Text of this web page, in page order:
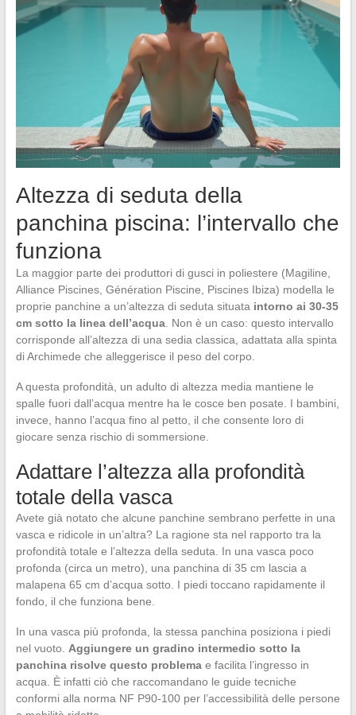
Altezza di seduta della
panchina piscina: l’intervallo che
funziona
La maggior parte dei produttori di gusci in poliestere (Magiline,
Alliance Piscines, Génération Piscine, Piscines Ibiza) modella le
proprie panchine a un’altezza di seduta situata intorno ai 30-35
cm sotto la linea dell’acqua. Non è un caso: questo intervallo
corrisponde all’altezza di una sedia classica, adattata alla spinta
di Archimede che alleggerisce il peso del corpo.
A questa profondità, un adulto di altezza media mantiene le
spalle fuori dall’acqua mentre ha le cosce ben posate. I bambini,
invece, hanno l’acqua fino al petto, il che consente loro di
giocare senza rischio di sommersione.
Adattare l’altezza alla profondità
totale della vasca
Avete già notato che alcune panchine sembrano perfette in una
vasca e ridicole in un’altra? La ragione sta nel rapporto tra la
profondità totale e l’altezza della seduta. In una vasca poco
profonda (circa un metro), una panchina di 35 cm lascia a
malapena 65 cm d’acqua sotto. I piedi toccano rapidamente il
fondo, il che funziona bene.
In una vasca più profonda, la stessa panchina posiziona i piedi
nel vuoto. Aggiungere un gradino intermedio sotto la
panchina risolve questo problemae facilita l’ingresso in
acqua. È infatti ciò che raccomandano le guide tecniche
conformi alla norma NF P90-100 per l’accessibilità delle persone